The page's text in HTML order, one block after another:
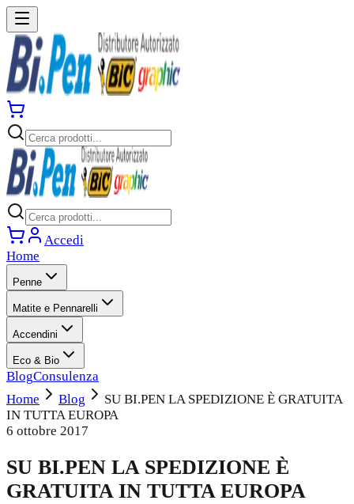
Accedi
Home
Penne
Matite e Pennarelli
Accendini
Eco & Bio
BlogConsulenza
Home
Blog
SU BI.PEN LA SPEDIZIONE È GRATUITA
IN TUTTA EUROPA
6 ottobre 2017
SU BI.PEN LA SPEDIZIONE È
GRATUITA IN TUTTA EUROPA